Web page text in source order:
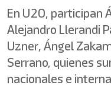
En U20, participan
Alejandro Llerandi
Uzner, Ángel
Serrano, quienes
nacionales e